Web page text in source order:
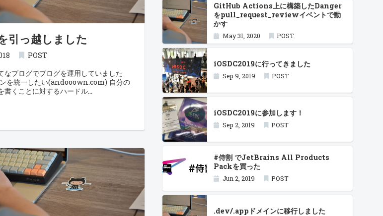
引っ越しました
POST
なブログでブログを運用していました
を統一したい(andooown.com) 自分の
書くことに対するハードル
GitHub Actions上に構築したDanger
をpull_request_reviewイベントで動
かす
May 31, 2020 POST
iOSDC2019に行ってきました
Sep 9, 2019 POST
iOSDC2019に参加します！
Sep 2, 2019 POST
#侍割 でJetBrains All Products
Packを買った
Jun 2, 2019 POST
.dev/.appドメインに移行しました